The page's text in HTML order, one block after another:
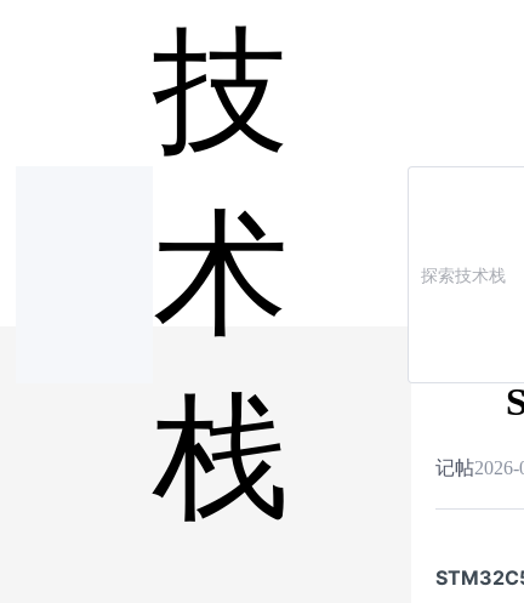
技
术
栈
记帖2026-